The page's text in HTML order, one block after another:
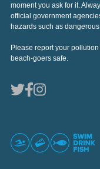
moment you ask for it.
official government
hazards such as
Please report your
beach-goers safe.